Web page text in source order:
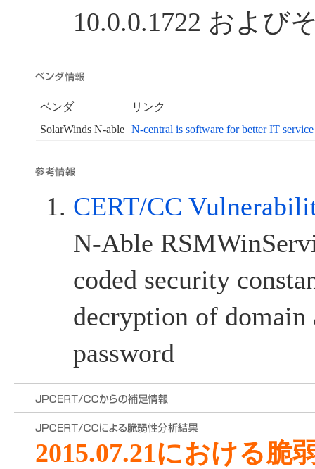
10.0.0.1722 および
ベンダ
リンク
SolarWinds N-able
N-central is software for better IT service
CERT/CC
N-Able
coded security
decryption of domain
password
2015.07.21における脆